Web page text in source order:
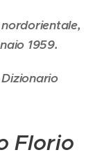
1959.
Florio